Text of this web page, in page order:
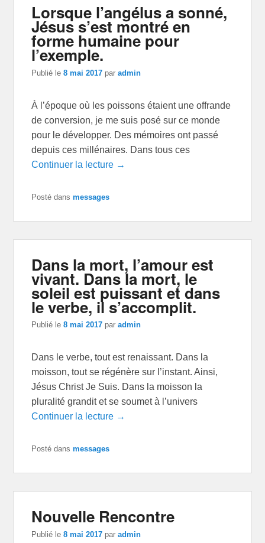
Lorsque l’angélus a sonné,
Jésus s’est montré en
forme humaine pour
l’exemple.
Publié le8 mai 2017 paradmin
À l’époque où les poissons étaient une offrande
de conversion, je me suis posé sur ce monde
pour le développer. Des mémoires ont passé
depuis ces millénaires. Dans tous ces
Continuer la lecture →
Posté dans messages
Dans la mort, l’amour est
vivant. Dans la mort, le
soleil est puissant et dans
le verbe, il s’accomplit.
Publié le8 mai 2017 paradmin
Dans le verbe, tout est renaissant. Dans la
moisson, tout se régénère sur l’instant. Ainsi,
Jésus Christ Je Suis. Dans la moisson la
pluralité grandit et se soumet à l’univers
Continuer la lecture →
Posté dans messages
Nouvelle Rencontre
Publié le8 mai 2017 paradmin